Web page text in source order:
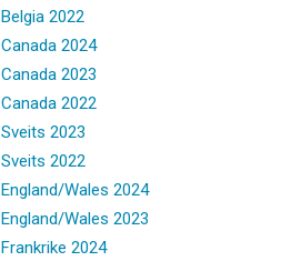
2022
2024
2023
2022
2023
2022
Wales 2024
Wales 2023
2024